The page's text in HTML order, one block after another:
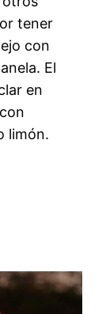
tener
con
El
en
limón.